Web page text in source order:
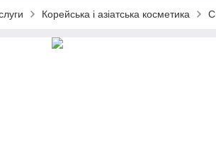
Корейська і азіатська косметика